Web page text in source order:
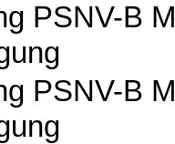
PSNV-B
PSNV-B